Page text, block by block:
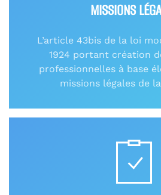
MISSIONS
L’article 43bis de la loi
1924 portant création
professionnelles à base
missions légales de